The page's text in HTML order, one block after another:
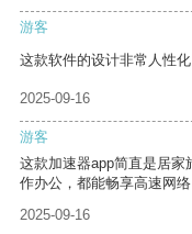
游客
这款软件的设计非常人性
2025-09-16
游客
这款加速器app简直是居
作办公，都能畅享高速网
2025-09-16